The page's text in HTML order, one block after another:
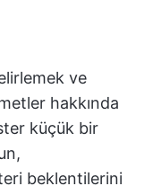
ve
hakkında
küçük bir
beklentilerini